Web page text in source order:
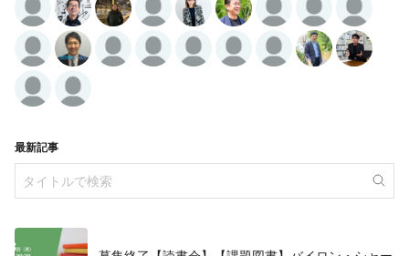
最新記事